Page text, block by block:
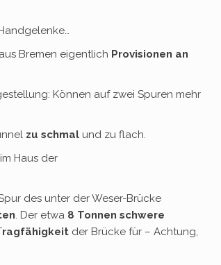
Bremen eigentlich Provisionen an
Können auf zwei Spuren mehr
zu schmal und zu flach.
im Haus der
des unter der Weser-Brücke
. Der etwa 8 Tonnen schwere
ragfähigkeit der Brücke für – Achtung,